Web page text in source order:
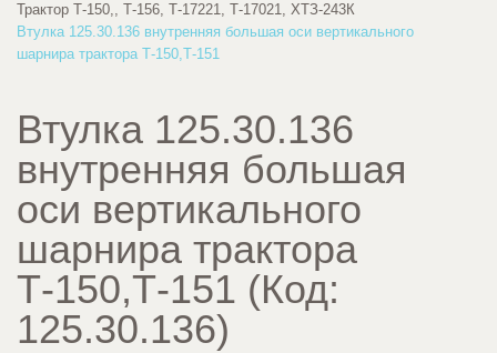
Трактор Т-150,, Т-156, Т-17221, Т-17021, ХТЗ-243К
Втулка 125.30.136 внутренняя большая оси вертикального
шарнира трактора Т-150,Т-151
Втулка 125.30.136
внутренняя большая
оси вертикального
шарнира трактора
Т-150,Т-151 (Код:
125.30.136)